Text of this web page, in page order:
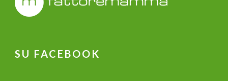
SU FACEBOOK